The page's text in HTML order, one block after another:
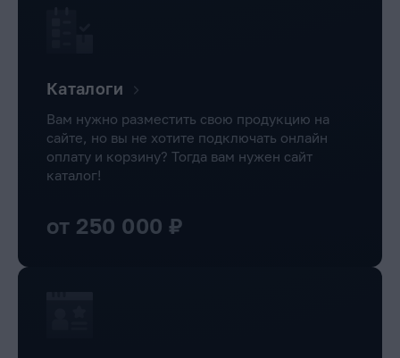
Каталоги
Вам нужно разместить свою продукцию на
сайте, но вы не хотите подключать онлайн
оплату и корзину? Тогда вам нужен сайт
каталог!
от 250 000 ₽